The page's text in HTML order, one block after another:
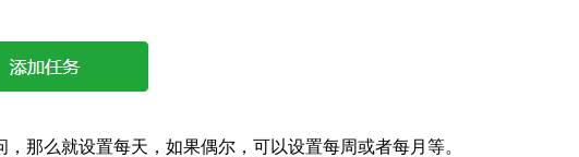
那么就设置每天，如果偶尔，可以设置每周或者每月等。